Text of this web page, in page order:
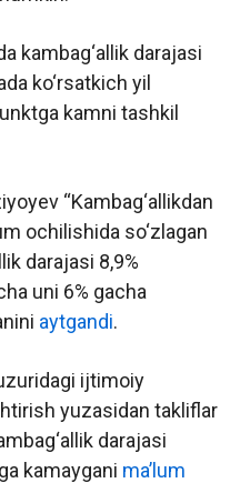
kambag‘allik darajasi
ko‘rsatkich yil
kamni tashkil
“Kambag‘allikdan
ochilishida so‘zlagan
darajasi 8,9%
uni 6% gacha
aytgandi.
ijtimoiy
yuzasidan takliflar
darajasi
kamaygani ma’lum